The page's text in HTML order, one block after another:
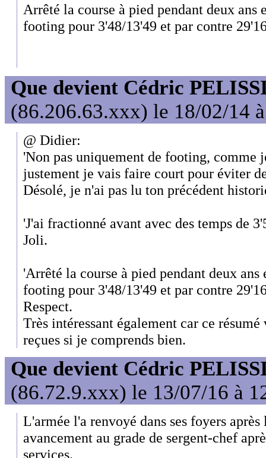
Arrêté la course à pied pendant deux ans
footing pour 3'48/13'49 et par contre
Que devient Cédric
(86.206.63.xxx) le 18/02/14
@ Didier:
'Non pas uniquement de footing, comme
justement je vais faire court pour éviter
Désolé, je n'ai pas lu ton précédent
'J'ai fractionné avant avec des temps de
Joli.
'Arrêté la course à pied pendant deux ans
footing pour 3'48/13'49 et par contre
Respect.
Très intéressant également car ce
reçues si je comprends bien.
Que devient Cédric
(86.72.9.xxx) le 13/07/16 à
L'armée l'a renvoyé dans ses foyers
avancement au grade de sergent-chef
services.